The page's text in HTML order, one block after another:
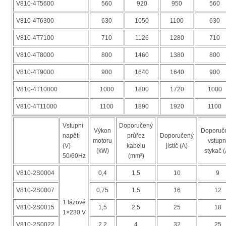
V810-4T5600 560 920 950 560
V810-4T6300 630 1050 1100 630
V810-4T7100 710 1126 1280 710
V810-4T8000 800 1460 1380 800
V810-4T9000 900 1640 1640 900
V810-4T10000 1000 1800 1720 1000
V810-4T11000 1100 1890 1920 1100
Vstupní
napětí
(V)
50/60Hz
Výkon
motoru
(kW)
Doporučený
průřez
kabelu
(mm²)
Doporučený
jistič (A)
stykač
V810-2S0004
1 fázové
1×230 V
0,4 1,5 10 9
V810-2S0007 0,75 1,5 16 12
V810-2S0015 1,5 2,5 25 18
V810-2S0022 2,2 4 32 25